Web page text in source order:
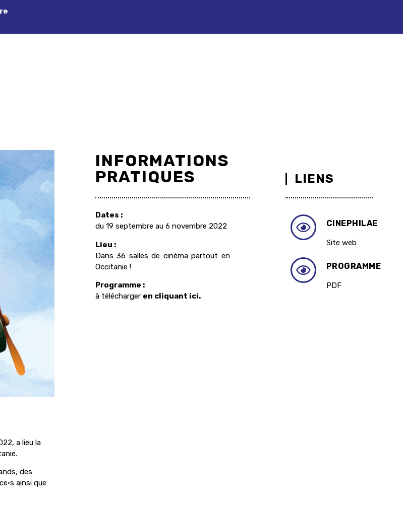
a lieu la
des
ainsi que
INFORMATIONS
PRATIQUES
Dates :
du 19 septembre au 6 novembre 2022
Lieu :
Dans 36 salles de cinéma partout en
Occitanie !
Programme :
à télécharger en cliquant ici.
LIENS
CINEPHILAE
Site web
PROGRAMME
PDF